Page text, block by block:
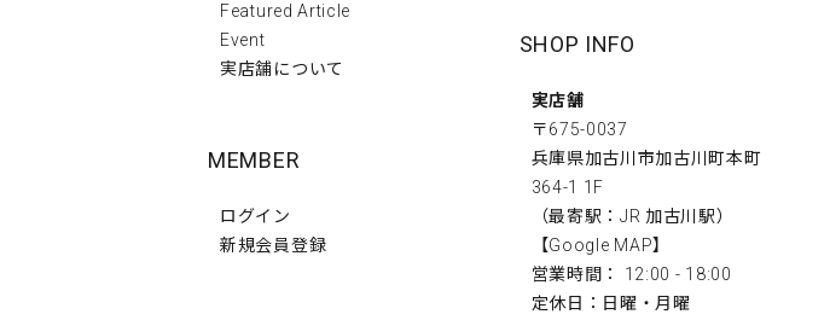
Featured Article
Event
実店舗について
MEMBER
ログイン
新規会員登録
SHOP INFO
実店舗
〒675-0037
兵庫県加古川市加古川町本町
364-1 1F
（最寄駅：JR 加古川駅）
【Google MAP】
営業時間： 12:00 - 18:00
定休日：日曜・月曜